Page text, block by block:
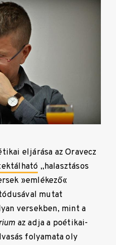
eljárása az Oravecz
„halasztásos
»emlékező«
mutat
versekben, mint a
az adja a poétikai-
folyamata oly